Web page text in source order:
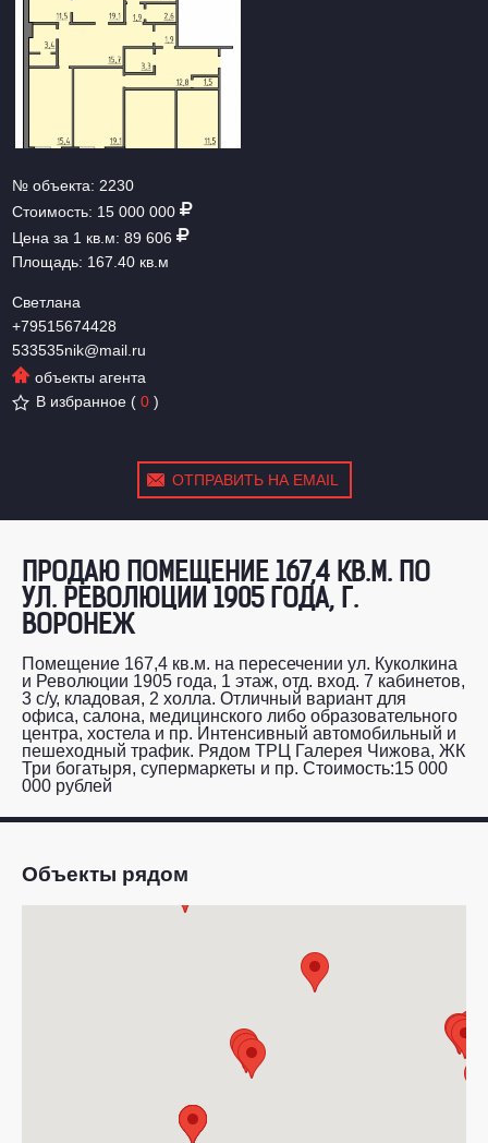
№ объекта: 2230
Стоимость: 15 000 000
Цена за 1 кв.м:89 606
Площадь: 167.40 кв.м
Светлана
+79515674428
533535nik@mail.ru
объекты агента
В избранное (0)
ОТПРАВИТЬ НА EMAIL
ПРОДАЮ ПОМЕЩЕНИЕ 167,4 КВ.М. ПО
УЛ. РЕВОЛЮЦИИ 1905 ГОДА, Г.
ВОРОНЕЖ
Помещение 167,4 кв.м. на пересечении ул. Куколкина
и Революции 1905 года, 1 этаж, отд. вход. 7 кабинетов,
3 с/у, кладовая, 2 холла. Отличный вариант для
офиса, салона, медицинского либо образовательного
центра, хостела и пр. Интенсивный автомобильный и
пешеходный трафик. Рядом ТРЦ Галерея Чижова, ЖК
Три богатыря, супермаркеты и пр. Стоимость:15 000
000 рублей
Объекты рядом